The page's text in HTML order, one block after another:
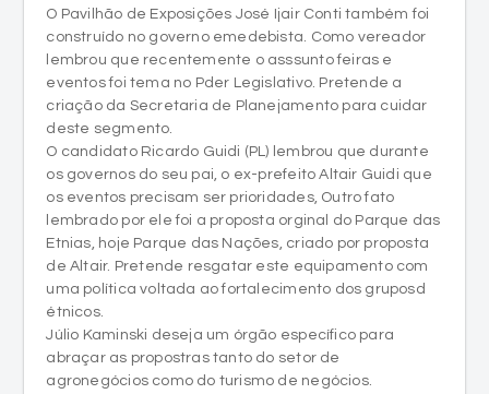
O Pavilhão de Exposições José Ijair Conti também foi
construído no governo emedebista. Como vereador
lembrou que recentemente o asssunto feiras e
eventos foi tema no Pder Legislativo. Pretende a
criação da Secretaria de Planejamento para cuidar
deste segmento.
O candidato Ricardo Guidi (PL) lembrou que durante
os governos do seu pai, o ex-prefeito Altair Guidi que
os eventos precisam ser prioridades, Outro fato
lembrado por ele foi a proposta orginal do Parque das
Etnias, hoje Parque das Nações, criado por proposta
de Altair. Pretende resgatar este equipamento com
uma política voltada ao fortalecimento dos gruposd
étnicos.
Júlio Kaminski deseja um órgão específico para
abraçar as propostras tanto do setor de
agronegócios como do turismo de negócios.